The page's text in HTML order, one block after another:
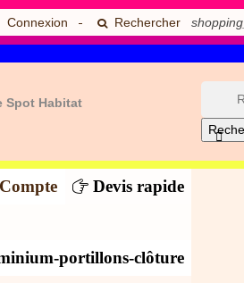
Connexion Rechercher
Spot Habitat

Devis rapide
portillons-clôture